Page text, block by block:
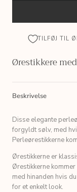
TILFØJ TIL
Ørestikkere
Beskrivelse
Disse elegante
forgyldt sølv, med
Perleørestikkerne
Ørestikkerne er
Ørestikkerne
med hinanden hvis
for et enkelt look.